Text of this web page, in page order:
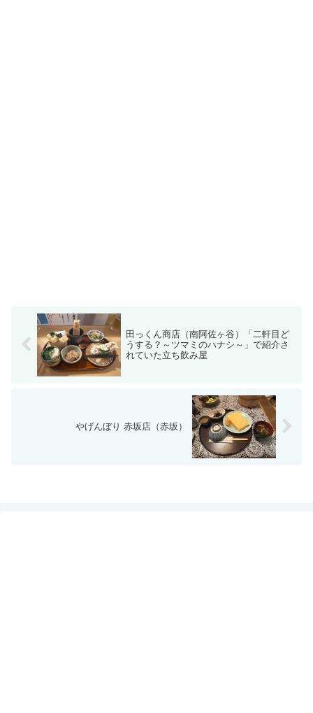
田っくん商店（南阿佐ヶ谷）「二軒目ど
うする？～ツマミのハナシ～」で紹介さ
れていた立ち飲み屋
やげんぼり 赤坂店（赤坂）